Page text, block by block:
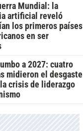
Mundial: la
artificial reveló
los primeros países
en ser
a 2027: cuatro
midieron el desgaste
crisis de liderazgo